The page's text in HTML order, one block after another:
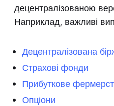
децентралізованою
Наприклад, важливі
Децентралізована
Страхові фонди
Прибуткове
Опціони